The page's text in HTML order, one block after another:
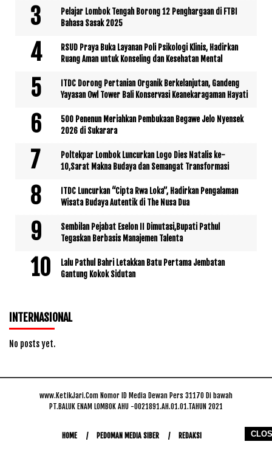
Pelajar Lombok Tengah Borong 12 Penghargaan di FTBI
Bahasa Sasak 2025
RSUD Praya Buka Layanan Poli Psikologi Klinis, Hadirkan
Ruang Aman untuk Konseling dan Kesehatan Mental
ITDC Dorong Pertanian Organik Berkelanjutan, Gandeng
Yayasan Owl Tower Bali Konservasi Keanekaragaman Hayati
500 Penenun Meriahkan Pembukaan Begawe Jelo Nyensek
2026 di Sukarara
Poltekpar Lombok Luncurkan Logo Dies Natalis ke-
10,Sarat Makna Budaya dan Semangat Transformasi
ITDC Luncurkan “Cipta Rwa Loka”, Hadirkan Pengalaman
Wisata Budaya Autentik di The Nusa Dua
Sembilan Pejabat Eselon II Dimutasi,Bupati Pathul
Tegaskan Berbasis Manajemen Talenta
Lalu Pathul Bahri Letakkan Batu Pertama Jembatan
Gantung Kokok Sidutan
INTERNASIONAL
No posts yet.
www.KetikJari.Com Nomor ID Media Dewan Pers 31170 Di bawah
PT.BALUK ENAM LOMBOK AHU -0021891.AH.01.01.TAHUN 2021
HOME PEDOMAN MEDIA SIBER REDAKSI